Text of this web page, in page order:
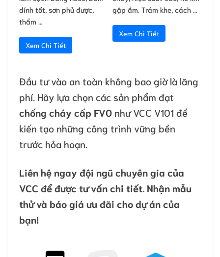
dính tốt, sơn phủ được,
thẩm …
Xem Chi Tiết
gặp ẩm. Trám khe, cách …
Xem Chi Tiết
Đầu tư vào an toàn không bao giờ là lãng
phí. Hãy lựa chọn các sản phẩm đạt
chống cháy cấp FV0 như VCC V101 để
kiến tạo những công trình vững bền
trước hỏa hoạn.
Liên hệ ngay đội ngũ chuyên gia của
VCC để được tư vấn chi tiết. Nhận mẫu
thử và báo giá ưu đãi cho dự án của
bạn!